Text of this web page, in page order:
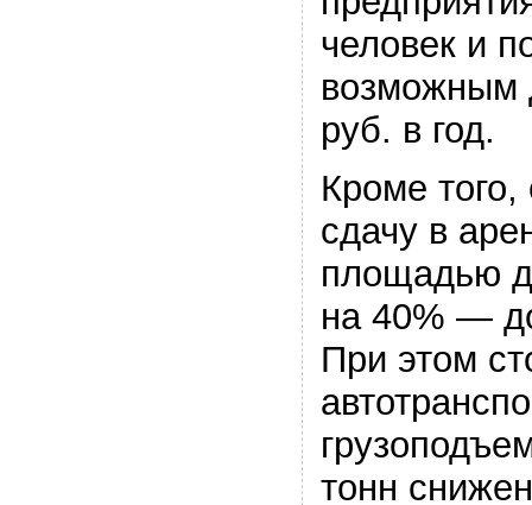
человек и
возможным
руб. в год.
Кроме того,
сдачу в
площадью
на 40% —
При этом
тонн